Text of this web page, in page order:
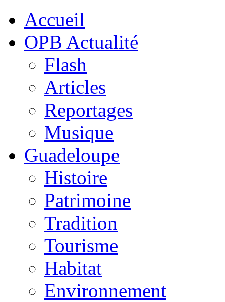
Accueil
OPB Actualité
Flash
Articles
Reportages
Musique
Guadeloupe
Histoire
Patrimoine
Tradition
Tourisme
Habitat
Environnement